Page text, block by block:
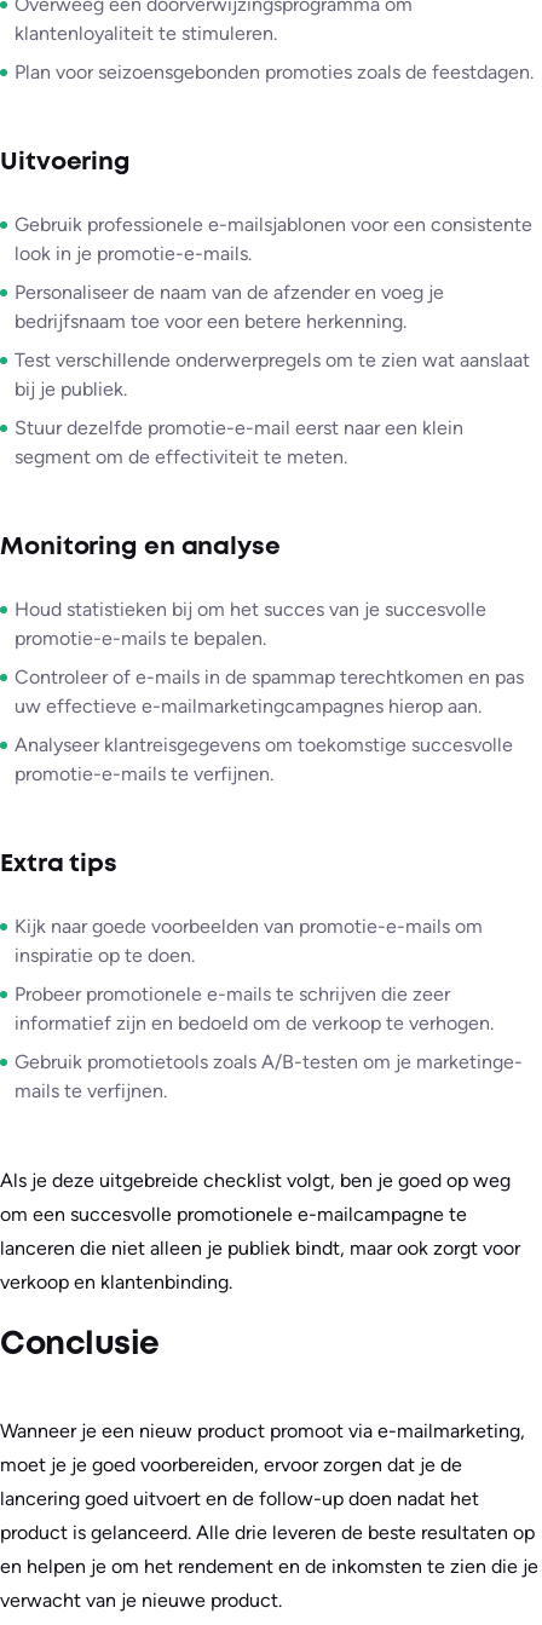
klantenloyaliteit te stimuleren.
Plan voor seizoensgebonden promoties zoals de feestdagen.
Uitvoering
Gebruik professionele e-mailsjablonen voor een consistente
look in je promotie-e-mails.
Personaliseer de naam van de afzender en voeg je
bedrijfsnaam toe voor een betere herkenning.
Test verschillende onderwerpregels om te zien wat aanslaat
bij je publiek.
Stuur dezelfde promotie-e-mail eerst naar een klein
segment om de effectiviteit te meten.
Monitoring en analyse
Houd statistieken bij om het succes van je succesvolle
promotie-e-mails te bepalen.
Controleer of e-mails in de spammap terechtkomen en pas
uw effectieve e-mailmarketingcampagnes hierop aan.
Analyseer klantreisgegevens om toekomstige succesvolle
promotie-e-mails te verfijnen.
Extra tips
Kijk naar goede voorbeelden van promotie-e-mails om
inspiratie op te doen.
Probeer promotionele e-mails te schrijven die zeer
informatief zijn en bedoeld om de verkoop te verhogen.
Gebruik promotietools zoals A/B-testen om je marketinge-
mails te verfijnen.
Als je deze uitgebreide checklist volgt, ben je goed op weg
om een succesvolle promotionele e-mailcampagne te
lanceren die niet alleen je publiek bindt, maar ook zorgt voor
verkoop en klantenbinding.
Conclusie
Wanneer je een nieuw product promoot via e-mailmarketing,
moet je je goed voorbereiden, ervoor zorgen dat je de
lancering goed uitvoert en de follow-up doen nadat het
product is gelanceerd. Alle drie leveren de beste resultaten op
en helpen je om het rendement en de inkomsten te zien die je
verwacht van je nieuwe product.